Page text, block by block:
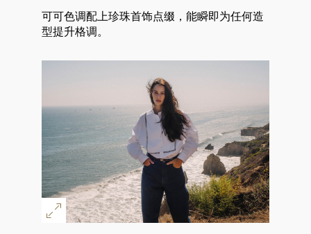
可可色调配上珍珠首饰点缀，能瞬即为任何造
型提升格调。